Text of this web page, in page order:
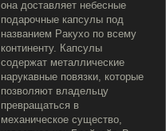
она доставляет небесные
подарочные капсулы под
названием Ракухо по всему
континенту. Капсулы
содержат металлические
нарукавные повязки, которые
позволяют владельцу
превращаться в
механическое существо,